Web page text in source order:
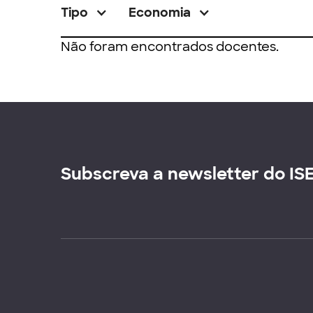
Tipo Economia
Não foram encontrados docentes.
Subscreva a newsletter do